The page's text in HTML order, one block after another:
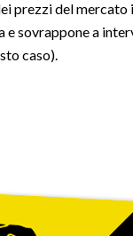
prezzi del
e sovrappone a
caso).